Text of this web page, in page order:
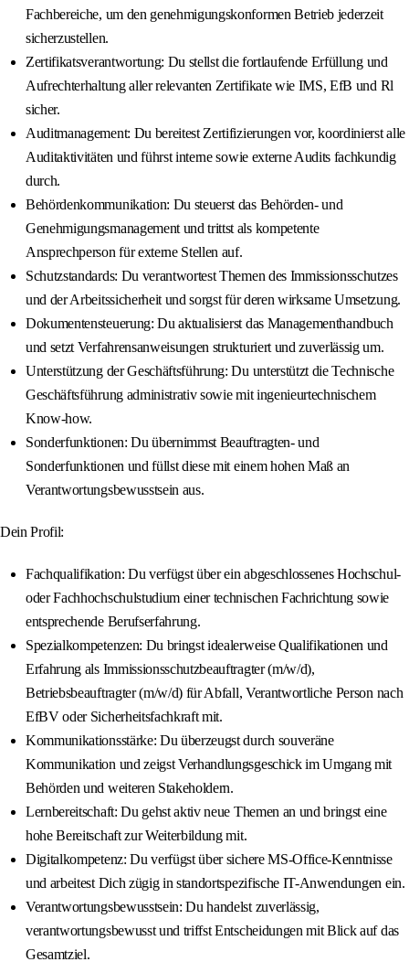
Fachbereiche, um den genehmigungskonformen Betrieb jederzeit
sicherzustellen.
Zertifikatsverantwortung: Du stellst die fortlaufende Erfüllung und
Aufrechterhaltung aller relevanten Zertifikate wie IMS, EfB und Rl
sicher.
Auditmanagement: Du bereitest Zertifizierungen vor, koordinierst alle
Auditaktivitäten und führst interne sowie externe Audits fachkundig
durch.
Behördenkommunikation: Du steuerst das Behörden- und
Genehmigungsmanagement und trittst als kompetente
Ansprechperson für externe Stellen auf.
Schutzstandards: Du verantwortest Themen des Immissionsschutzes
und der Arbeitssicherheit und sorgst für deren wirksame Umsetzung.
Dokumentensteuerung: Du aktualisierst das Managementhandbuch
und setzt Verfahrensanweisungen strukturiert und zuverlässig um.
Unterstützung der Geschäftsführung: Du unterstützt die Technische
Geschäftsführung administrativ sowie mit ingenieurtechnischem
Know-how.
Sonderfunktionen: Du übernimmst Beauftragten- und
Sonderfunktionen und füllst diese mit einem hohen Maß an
Verantwortungsbewusstsein aus.
Dein Profil:
Fachqualifikation: Du verfügst über ein abgeschlossenes Hochschul-
oder Fachhochschulstudium einer technischen Fachrichtung sowie
entsprechende Berufserfahrung.
Spezialkompetenzen: Du bringst idealerweise Qualifikationen und
Erfahrung als Immissionsschutzbeauftragter (m/w/d),
Betriebsbeauftragter (m/w/d) für Abfall, Verantwortliche Person nach
EfBV oder Sicherheitsfachkraft mit.
Kommunikationsstärke: Du überzeugst durch souveräne
Kommunikation und zeigst Verhandlungsgeschick im Umgang mit
Behörden und weiteren Stakeholdern.
Lernbereitschaft: Du gehst aktiv neue Themen an und bringst eine
hohe Bereitschaft zur Weiterbildung mit.
Digitalkompetenz: Du verfügst über sichere MS-Office-Kenntnisse
und arbeitest Dich zügig in standortspezifische IT-Anwendungen ein.
Verantwortungsbewusstsein: Du handelst zuverlässig,
verantwortungsbewusst und triffst Entscheidungen mit Blick auf das
Gesamtziel.